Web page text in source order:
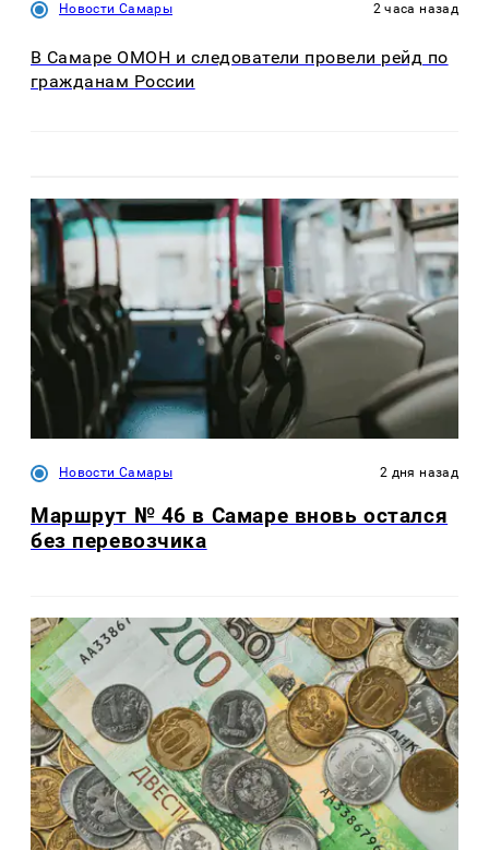
Новости Самары 2 часа назад
В Самаре ОМОН и следователи провели рейд по
гражданам России
Новости Самары 2 дня назад
Маршрут № 46 в Самаре вновь остался
без перевозчика